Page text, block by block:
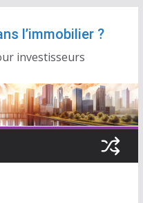
l’immobilier ?
investisseurs